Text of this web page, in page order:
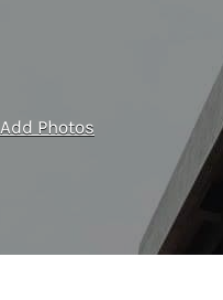
Add Photos